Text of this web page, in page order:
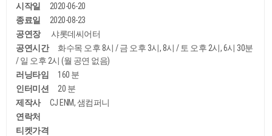
시작일
2020-06-20
종료일
2020-08-23
공연장
샤롯데씨어터
공연시간
화수목 오후 8시 / 금 오후 3시, 8시 / 토 오후 2시, 6시 30분
/ 일 오후 2시 (월 공연 없음)
러닝타임
160 분
인터미션
20 분
제작사
CJ ENM, 샘컴퍼니
연락처
티켓가격